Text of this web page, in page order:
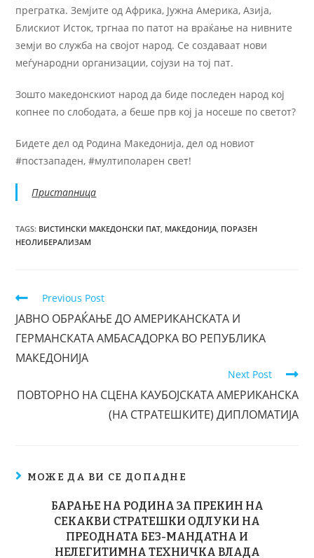
прегратка. Земјите од Африка, Јужна Америка, Азија,
Блискиот Исток, тргнаа по патот на враќање на нивните
земји во служба на својот народ. Се создаваат нови
меѓународни организации, сојузи на тој пат.
Зошто македонскиот народ да биде последен народ кој
копнее по слободата, а беше прв кој ја носеше по светот?
Бидете дел од Родина Македонија, дел од новиот
#постзападен, #мултиполарен свет!
Пристапница
TAGS: ВИСТИНСКИ МАКЕДОНСКИ ПАТ МАКЕДОНИЈА ПОРАЗЕН
НЕОЛИБЕРАЛИЗАМ
Previous Post
ЈАВНО ОБРАЌАЊЕ ДО АМЕРИКАНСКАТА И
ГЕРМАНСКАТА АМБАСАДОРКА ВО РЕПУБЛИКА
МАКЕДОНИЈА
Next Post
ПОВТОРНО НА СЦЕНА КАУБОЈСКАТА АМЕРИКАНСКА
(НА СТРАТЕШКИТЕ) ДИПЛОМАТИЈА
МОЖЕ ДА ВИ СЕ ДОПАДНЕ
БАРАЊЕ НА РОДИНА ЗА ПРЕКИН НА
СЕКАКВИ СТРАТЕШКИ ОДЛУКИ НА
ПРЕОДНАТА БЕЗ-МАНДАТНА И
НЕЛЕГИТИМНА ТЕХНИЧКА ВЛАДА